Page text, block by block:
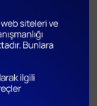
vadeli
servisi
risk analizi
ve